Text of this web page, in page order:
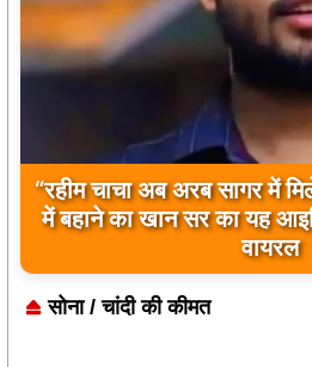
“रहीम चाचा अब अरब सागर में
में बहाने का खान सर का यह
वायरल
सोना / चांदी की कीमत